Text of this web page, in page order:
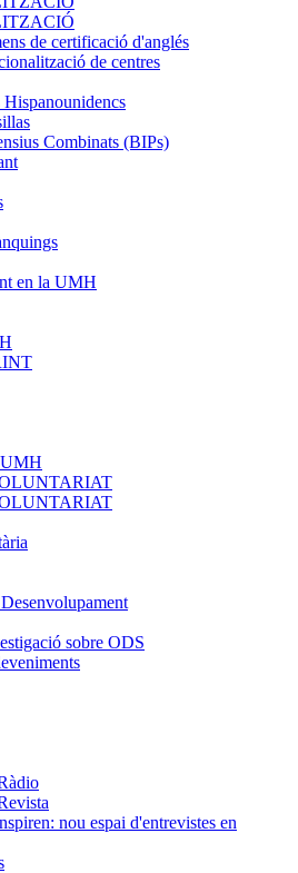
de certificació d'anglés
de centres
Combinats (BIPs)
en la UMH
sobre ODS
nou espai d'entrevistes en